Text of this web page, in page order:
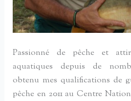
Passionné de pêche et
aquatiques depuis de
obtenu mes qualifications de
pêche en 2011 au Centre